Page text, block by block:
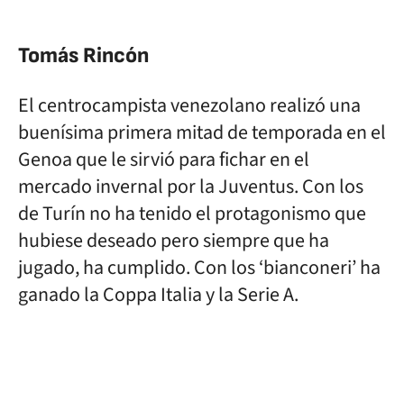
Tomás Rincón
El centrocampista venezolano realizó una
buenísima primera mitad de temporada en el
Genoa que le sirvió para fichar en el
mercado invernal por la Juventus. Con los
de Turín no ha tenido el protagonismo que
hubiese deseado pero siempre que ha
jugado, ha cumplido. Con los ‘bianconeri’ ha
ganado la Coppa Italia y la Serie A.